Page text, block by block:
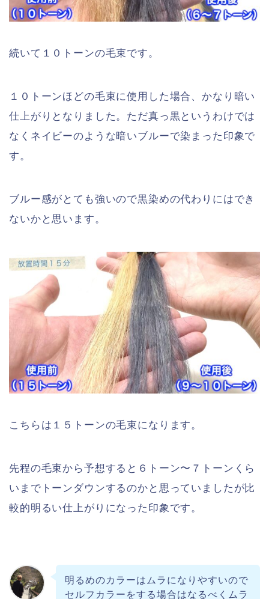
続いて１０トーンの毛束です。
１０トーンほどの毛束に使用した場合、かなり暗い
仕上がりとなりました。ただ真っ黒というわけでは
なくネイビーのような暗いブルーで染まった印象で
す。
ブルー感がとても強いので黒染めの代わりにはでき
ないかと思います。
こちらは１５トーンの毛束になります。
先程の毛束から予想すると６トーン〜７トーンくら
いまでトーンダウンするのかと思っていましたが比
較的明るい仕上がりになった印象です。
明るめのカラーはムラになりやすいので
セルフカラーをする場合はなるべくムラ